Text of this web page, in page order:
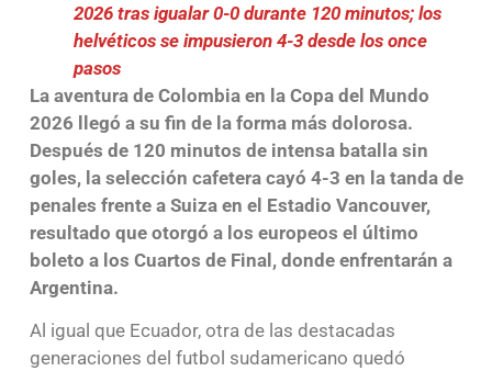
2026 tras igualar 0-0 durante 120 minutos; los
helvéticos se impusieron 4-3 desde los once
pasos
La aventura de Colombia en la Copa del Mundo
2026 llegó a su fin de la forma más dolorosa.
Después de 120 minutos de intensa batalla sin
goles, la selección cafetera cayó 4-3 en la tanda de
penales frente a Suiza en el Estadio Vancouver,
resultado que otorgó a los europeos el último
boleto a los Cuartos de Final, donde enfrentarán a
Argentina.
Al igual que Ecuador, otra de las destacadas
generaciones del futbol sudamericano quedó